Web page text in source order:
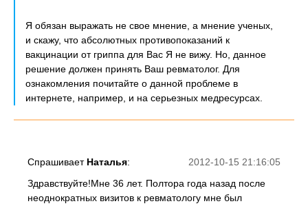
Я обязан выражать не свое мнение, а мнение ученых,
и скажу, что абсолютных противопоказаний к
вакцинации от гриппа для Вас Я не вижу. Но, данное
решение должен принять Ваш ревматолог. Для
ознакомления почитайте о данной проблеме в
интернете, например, и на серьезных медресурсах.
2012-10-15 21:16:05
Спрашивает Наталья:
Здравствуйте!Мне 36 лет. Полтора года назад после
неоднократных визитов к ревматологу мне был